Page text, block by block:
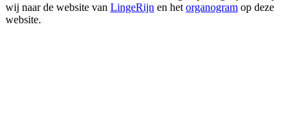
wij naar de website van LingeRijn en het organogram op deze
website.